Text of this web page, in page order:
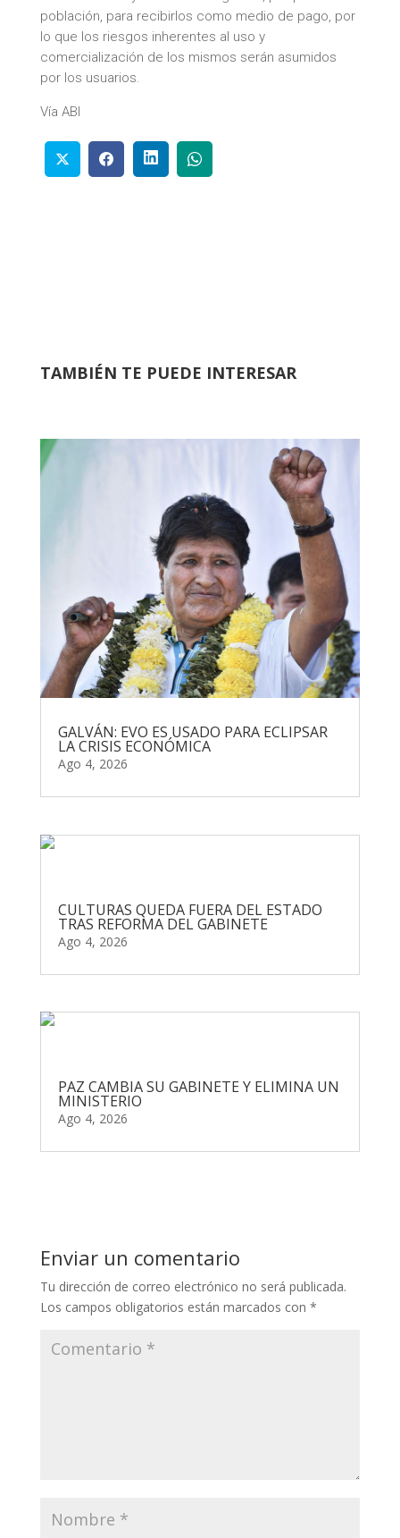
población, para recibirlos como medio de pago, por
lo que los riesgos inherentes al uso y
comercialización de los mismos serán asumidos
por los usuarios.
Vía ABI
TAMBIÉN TE PUEDE INTERESAR
GALVÁN: EVO ES USADO PARA ECLIPSAR
LA CRISIS ECONÓMICA
Ago 4, 2026
CULTURAS QUEDA FUERA DEL ESTADO
TRAS REFORMA DEL GABINETE
Ago 4, 2026
PAZ CAMBIA SU GABINETE Y ELIMINA UN
MINISTERIO
Ago 4, 2026
Enviar un comentario
Tu dirección de correo electrónico no será publicada.
Los campos obligatorios están marcados con *